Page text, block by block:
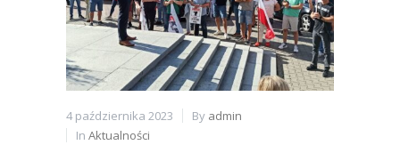
4 października 2023 By admin
In Aktualności